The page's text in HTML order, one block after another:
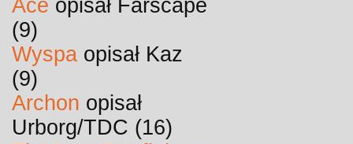
Ace opisał Farscape
(9)
Wyspa opisał Kaz
(9)
Archon opisał
Urborg/TDC (16)